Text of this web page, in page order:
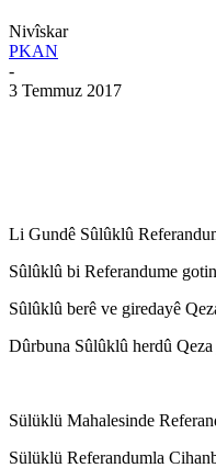
Nivîskar
PKAN
-
3 Temmuz 2017
Li Gundê Sûlûklû
Sûlûklû bi Referandume
Sûlûklû berê ve giredayê
Dûrbuna Sûlûklû herdû
Sülüklü Mahalesinde
Sülüklü Referandumla